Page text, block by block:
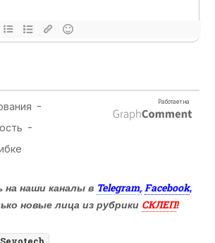
наши каналы в Telegram, Facebook,
новые лица из рубрики СКЛЕП!